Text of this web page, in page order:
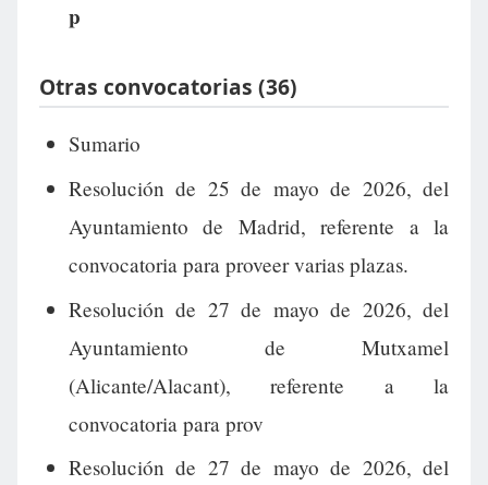
p
Otras convocatorias (36)
Sumario
Resolución de 25 de mayo de 2026, del
Ayuntamiento de Madrid, referente a la
convocatoria para proveer varias plazas.
Resolución de 27 de mayo de 2026, del
Ayuntamiento de Mutxamel
(Alicante/Alacant), referente a la
convocatoria para prov
Resolución de 27 de mayo de 2026, del